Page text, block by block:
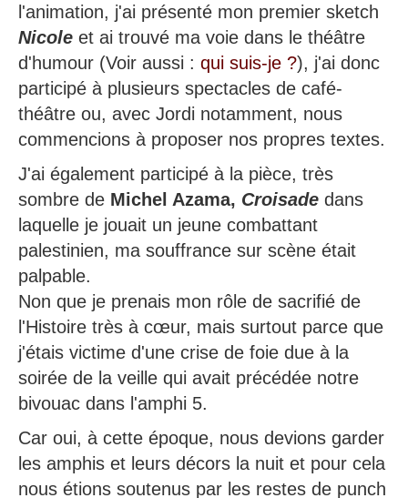
l'animation, j'ai présenté mon premier sketch
Nicole et ai trouvé ma voie dans le théâtre
d'humour (Voir aussi : qui suis-je ?), j'ai donc
participé à plusieurs spectacles de café-
théâtre ou, avec Jordi notamment, nous
commencions à proposer nos propres textes.
J'ai également participé à la pièce, très
sombre de Michel Azama, Croisade dans
laquelle je jouait un jeune combattant
palestinien, ma souffrance sur scène était
palpable.
Non que je prenais mon rôle de sacrifié de
l'Histoire très à cœur, mais surtout parce que
j'étais victime d'une crise de foie due à la
soirée de la veille qui avait précédée notre
bivouac dans l'amphi 5.
Car oui, à cette époque, nous devions garder
les amphis et leurs décors la nuit et pour cela
nous étions soutenus par les restes de punch